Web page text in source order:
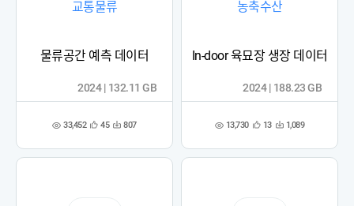
교통물류
물류공간 예측 데이터
조 33,452 관
록
45 다 807
2024 | 132.11 GB
농축수산
In-door 육묘장 생장 데이터
조 13,730 관
록
13 다 1,089
2024 | 188.23 GB